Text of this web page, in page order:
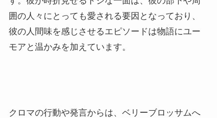
囲の人々にとっても愛される要因となっており、
彼の人間味を感じさせるエピソードは物語にユー
モアと温かみを加えています。
クロマの行動や発言からは、ベリーブロッサムへ